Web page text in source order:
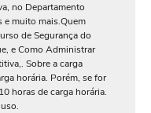
no Departamento
e muito mais.Quem
de Segurança do
e Como Administrar
Sobre a carga
horária. Porém, se for
horas de carga horária.